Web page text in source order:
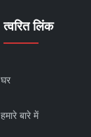
त्वरित लिंक
घर
हमारे बारे में